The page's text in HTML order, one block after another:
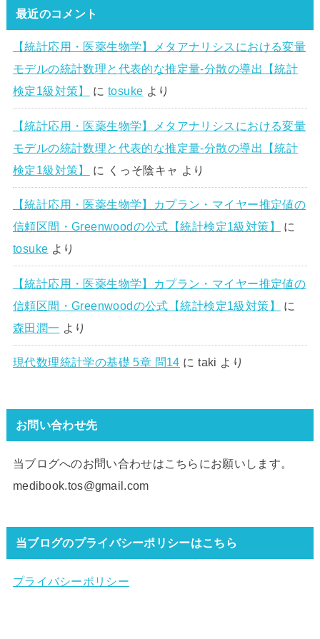
最近のコメント
【統計応用・医薬生物学】メタアナリシスにおける変量
モデルの統計数理と代表的な推定量-分散の導出【統計
検定1級対策】
にtosuke より
【統計応用・医薬生物学】メタアナリシスにおける変量
モデルの統計数理と代表的な推定量-分散の導出【統計
検定1級対策】
に くっそ陰キャ より
【統計応用・医薬生物学】カプラン・マイヤー推定値の
信頼区間・Greenwoodの公式【統計検定1級対策】
に
tosuke より
【統計応用・医薬生物学】カプラン・マイヤー推定値の
信頼区間・Greenwoodの公式【統計検定1級対策】
に
森田潤一 より
現代数理統計学の基礎 5章 問14 にtaki より
お問い合わせ先
当ブログへのお問い合わせはこちらにお願いします。
medibook.tos@gmail.com
当ブログのプライバシーポリシーはこちら
プライバシーポリシー